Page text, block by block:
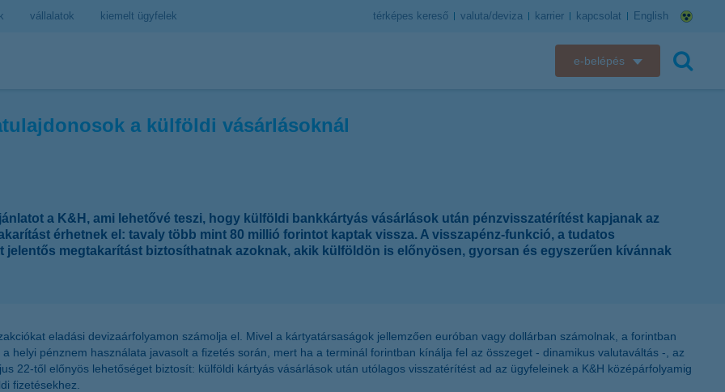
vállalatok kiemelt ügyfelek térképes kereső valuta/deviza karrier kapcsolat English
e-belépés
K&H web Electra
K&H Biztosító ügyfélportál
K&H e-kártyafelület
a külföldi vásárlásoknál
a K&H, ami lehetővé teszi, hogy külföldi bankkártyás vásárlások után pénzvisszatérítést kapjanak az
érhetnek el: tavaly több mint 80 millió forintot kaptak vissza. A visszapénz-funkció, a tudatos
megtakarítást biztosíthatnak azoknak, akik külföldön is előnyösen, gyorsan és egyszerűen kívánnak
eladási devizaárfolyamon számolja el. Mivel a kártyatársaságok jellemzően euróban vagy dollárban számolnak, a forintban
helyi pénznem használata javasolt a fizetés során, mert ha a terminál forintban kínálja fel az összeget - dinamikus valutaváltás -, az
22-től előnyös lehetőséget biztosít: külföldi kártyás vásárlások után utólagos visszatérítést ad az ügyfeleinek a K&H középárfolyamig
fizetésekhez.